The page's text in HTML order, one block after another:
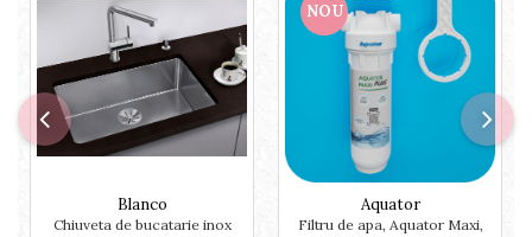
Blanco
Chiuveta de bucatarie inox
NOU
Aquator
Filtru de apa, Aquator Maxi,